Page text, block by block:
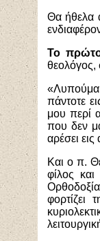
Θα ήθελα
Το
θεολόγος,
πάντοτε
μου περί
που δεν
αρέσει
Και ο π.
φίλος
φορτίζει